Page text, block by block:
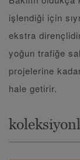
işlendiği için
ekstra
yoğun trafiğe
projelerine
hale getirir.